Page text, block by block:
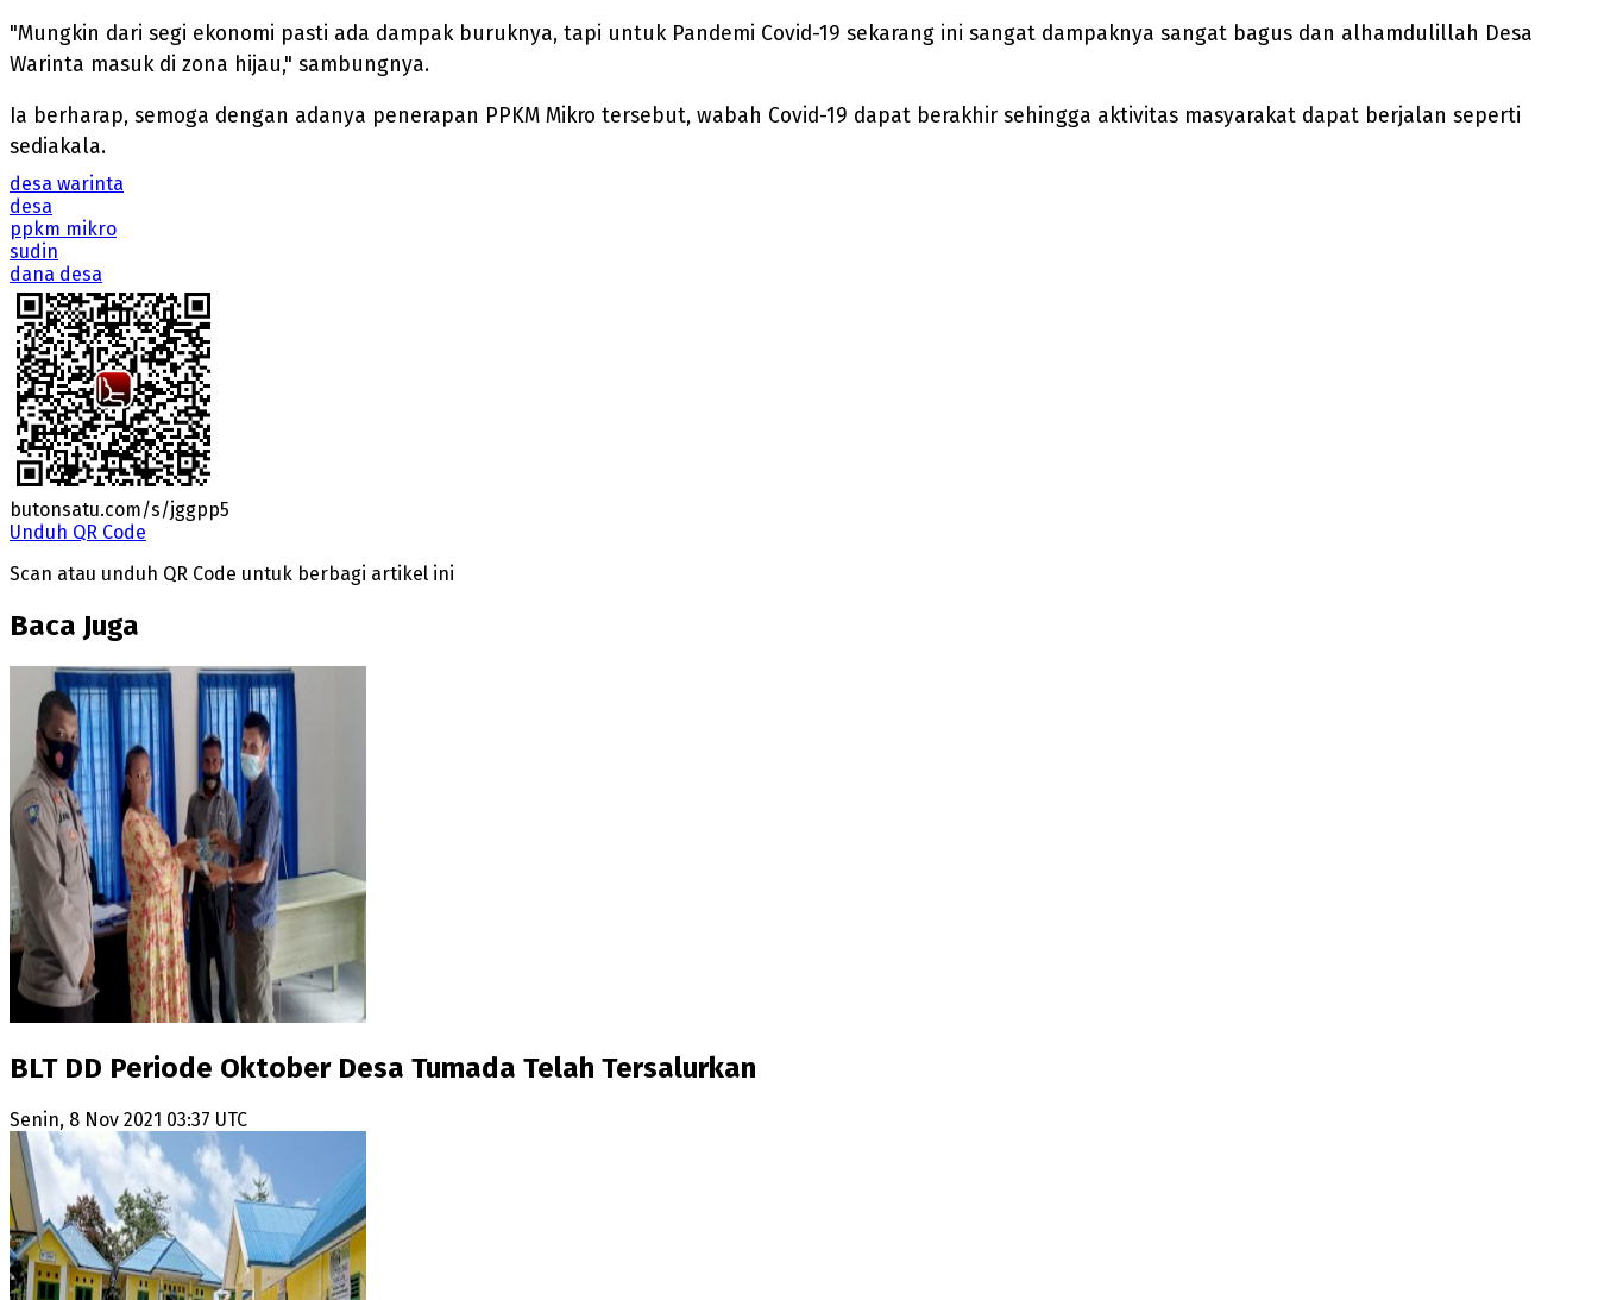
"Mungkin dari segi ekonomi pasti ada dampak buruknya, tapi untuk Pandemi Covid-19 sekarang ini sangat dampaknya sangat bagus dan alhamdulillah Desa
Warinta masuk di zona hijau," sambungnya.
Ia berharap, semoga dengan adanya penerapan PPKM Mikro tersebut, wabah Covid-19 dapat berakhir sehingga aktivitas masyarakat dapat berjalan seperti
sediakala.
desa warinta
desa
ppkm mikro
sudin
dana desa
butonsatu.com/s/jggpp5
Unduh QR Code
Scan atau unduh QR Code untuk berbagi artikel ini
Baca Juga
BLT DD Periode Oktober Desa Tumada Telah Tersalurkan
Senin, 8 Nov 2021 03:37 UTC